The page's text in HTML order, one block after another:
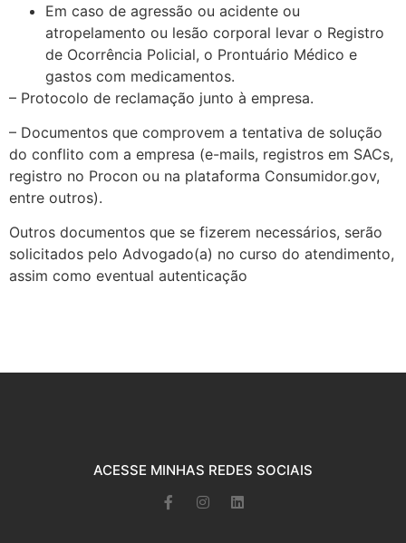
Em caso de agressão ou acidente ou
atropelamento ou lesão corporal levar o Registro
de Ocorrência Policial, o Prontuário Médico e
gastos com medicamentos.
– Protocolo de reclamação junto à empresa.
– Documentos que comprovem a tentativa de solução
do conflito com a empresa (e-mails, registros em SACs,
registro no Procon ou na plataforma Consumidor.gov,
entre outros).
Outros documentos que se fizerem necessários, serão
solicitados pelo Advogado(a) no curso do atendimento,
assim como eventual autenticação
ACESSE MINHAS REDES SOCIAIS